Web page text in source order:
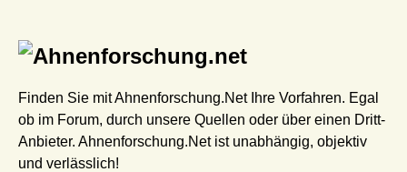
Finden Sie mit Ahnenforschung.Net Ihre Vorfahren. Egal
ob im Forum, durch unsere Quellen oder über einen Dritt-
Anbieter. Ahnenforschung.Net ist unabhängig, objektiv
und verlässlich!